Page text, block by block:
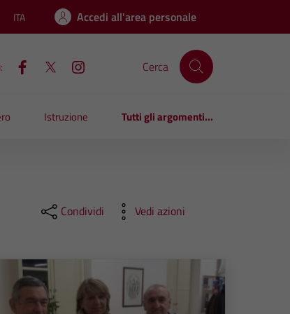
Lingua attiva:
ITA Accedi all'area personale
Cerca
Istruzione Tutti gli argomenti...
Condividi Vedi azioni